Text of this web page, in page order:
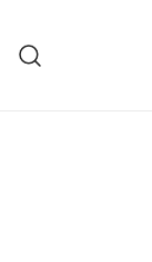
treści